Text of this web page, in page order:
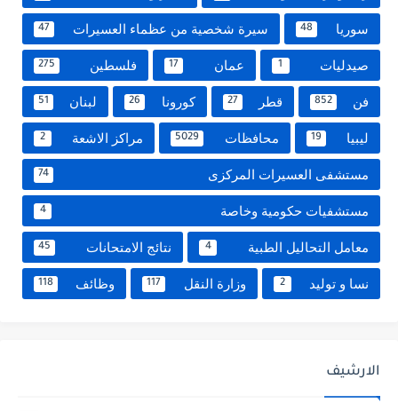
سوريا 48 سيرة شخصية من عظماء العسيرات 47
صيدليات 1 عمان 17 فلسطين 275
فن 852 قطر 27 كورونا 26 لبنان 51
ليبيا 19 محافظات 5029 مراكز الاشعة 2
مستشفى العسيرات المركزى 74
مستشفيات حكومية وخاصة 4
معامل التحاليل الطبية 4 نتائج الامتحانات 45
نسا و توليد 2 وزارة النقل 117 وظائف 118
الارشيف